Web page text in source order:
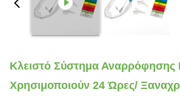
Κλειστό Σύστημα Αναρρόφησης
Χρησιμοποιούν 24 Ώρες/